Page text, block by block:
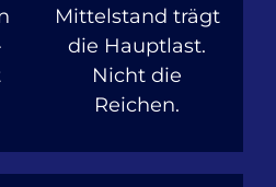
Mittelstand trägt
die Hauptlast.
Nicht die
Reichen.